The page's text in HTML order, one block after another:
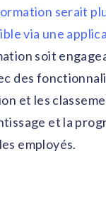
serait
via une
soit
des
et les
et la
employés.